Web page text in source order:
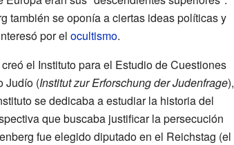
también se oponía a ciertas ideas políticas y
por el ocultismo.
el Instituto para el Estudio de Cuestiones
Judío (Institut zur Erforschung der Judenfrage),
se dedicaba a estudiar la historia del
que buscaba justificar la persecución
fue elegido diputado en el Reichstag (el